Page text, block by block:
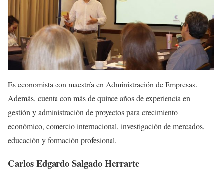
Es economista con maestría en Administración de Empresas.
Además, cuenta con más de quince años de experiencia en
gestión y administración de proyectos para crecimiento
económico, comercio internacional, investigación de mercados,
educación y formación profesional.
Carlos Edgardo Salgado Herrarte